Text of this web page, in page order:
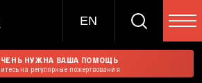
EN
НУЖНА ВАША ПОМОЩЬ
на регулярные пожертвования